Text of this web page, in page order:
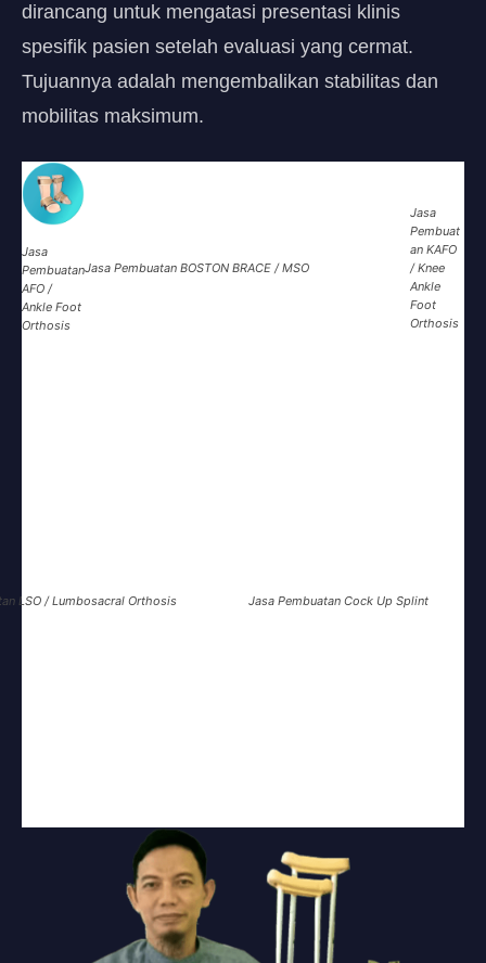
dirancang untuk mengatasi presentasi klinis
spesifik pasien setelah evaluasi yang cermat.
Tujuannya adalah mengembalikan stabilitas dan
mobilitas maksimum.
Jasa
Pembuatan
AFO /
Ankle Foot
Orthosis
Jasa Pembuatan BOSTON BRACE / MSO
Jasa
Pembuat
an KAFO
/ Knee
Ankle
Foot
Orthosis
LSO / Lumbosacral Orthosis Jasa Pembuatan Cock Up Splint